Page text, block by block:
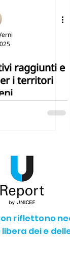
vita sulla terra
want
raggiunti e
i territori
riflettono
libera dei e